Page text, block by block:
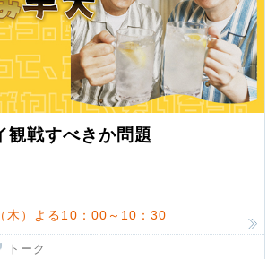
観戦すべきか問題
木）よる10：00～10：30
トーク